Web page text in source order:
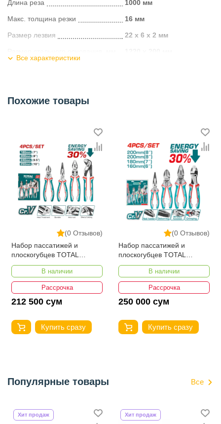
Длина реза 1000 мм
Макс. толщина резки 16 мм
Размер лезвия 22 x 6 x 2 мм
Категория
Все характеристики
Похожие товары
(0 Отзывов)
Набор пассатижей и
плоскогубцев TOTAL
THT2K0498
В наличии
Рассрочка
212 500 сум
Купить сразу
(0 Отзывов)
Набор пассатижей и
плоскогубцев TOTAL
THT2K0488
В наличии
Рассрочка
250 000 сум
Купить сразу
Популярные товары Все
Хит продаж Хит продаж